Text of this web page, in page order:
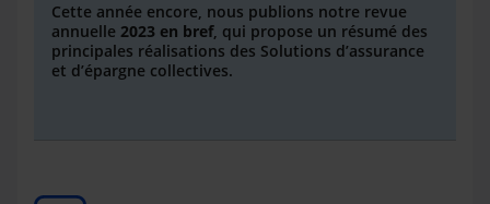
Cette année encore, nous publions notre revue
annuelle 2023 en bref, qui propose un résumé des
principales réalisations des Solutions d’assurance
et d’épargne collectives.